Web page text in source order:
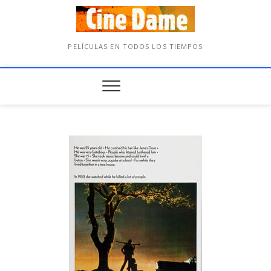
PELÍCULAS EN TODOS LOS TIEMPOS